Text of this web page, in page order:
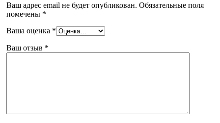
Ваш адрес email не будет опубликован. Обязательные поля
помечены *
Ваша оценка *
Ваш отзыв *